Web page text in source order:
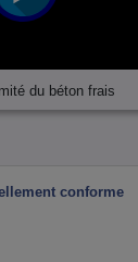
du béton frais
conforme